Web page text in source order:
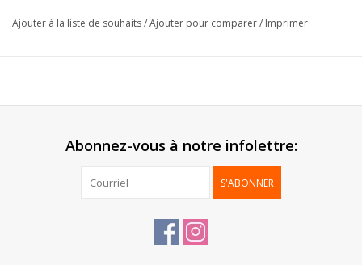
Emballage:
5 pc
Ajouter à la liste de souhaits/Ajouter pour comparer/ Imprimer
Abonnez-vous à notre infolettre:
S'ABONNER